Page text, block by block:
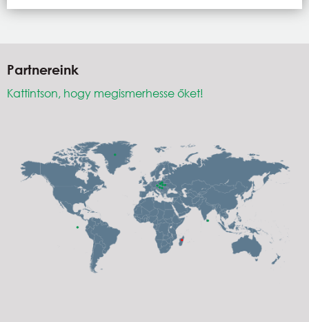
Partnereink
Kattintson, hogy megismerhesse őket!